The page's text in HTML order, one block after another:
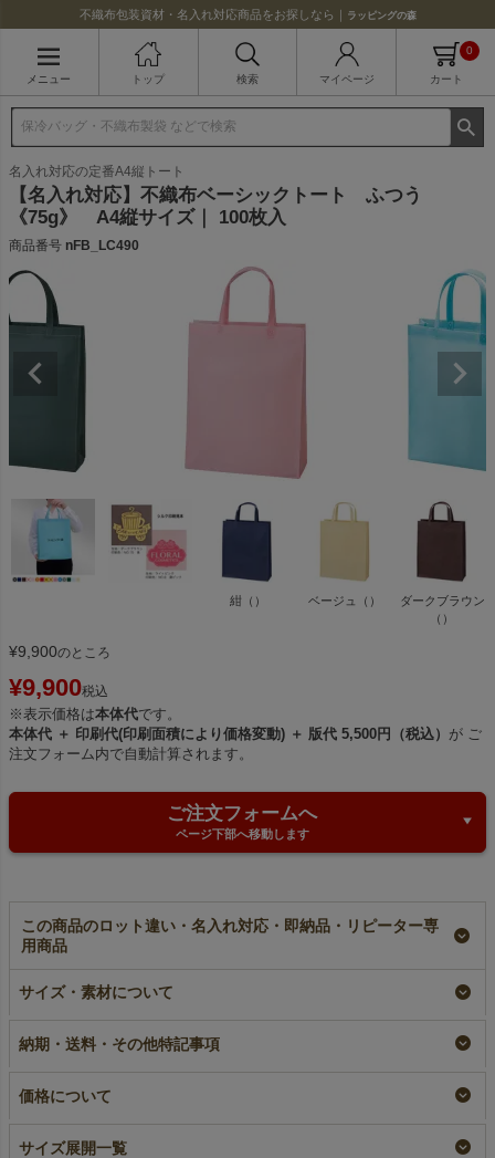
不織布包装資材・名入れ対応商品をお探しなら｜ ラッピングの森
メニュー トップ 検索 マイページ カート
0
名入れ対応の定番A4縦トート
【名入れ対応】不織布ベーシックトート ふつう
《75g》 A4縦サイズ｜ 100枚入
商品番号 nFB_LC490
紺（） ベージュ（）
ダークブラウン
（）
¥9,900のところ
¥9,900税込
※表示価格は本体代です。
本体代 ＋ 印刷代(印刷面積により価格変動) ＋ 版代 5,500円（税込） が ご
注文フォーム内で自動計算されます。
ご注文フォームへ
ページ下部へ移動します
この商品のロット違い・名入れ対応・即納品・リピーター専
用商品
クトート ふつう
｜ 100枚入
リピーター専用名入れ
¥9,900税込
小ロット
A4縦サイズ｜100枚入
サイズ・素材について
納期・送料・その他特記事項
価格について
サイズ展開一覧